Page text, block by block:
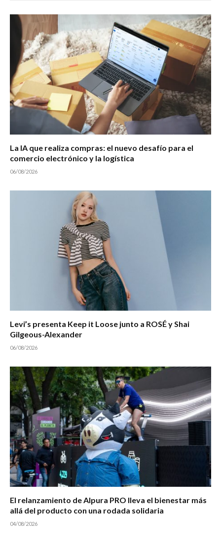
La IA que realiza compras: el nuevo desafío para el
comercio electrónico y la logística
06/08/2026
Levi’s presenta Keep it Loose junto a ROSÉ y Shai
Gilgeous-Alexander
06/08/2026
El relanzamiento de Alpura PRO lleva el bienestar más
allá del producto con una rodada solidaria
04/08/2026